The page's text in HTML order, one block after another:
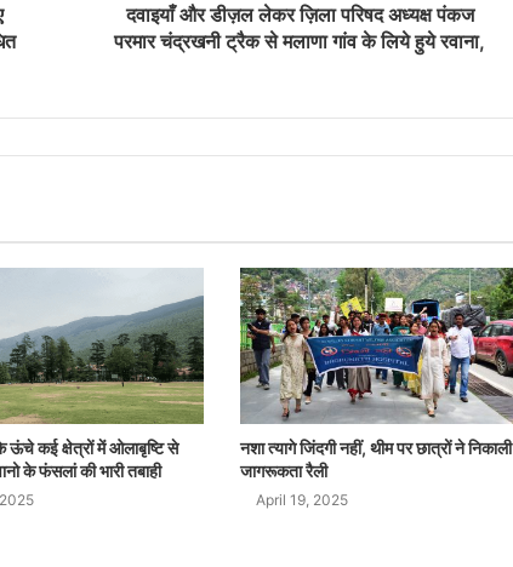
दवाइयाँ और डीज़ल लेकर ज़िला परिषद अध्यक्ष पंकज
परमार चंद्रखनी ट्रैक से मलाणा गांव के लिये हुये रवाना,
ऊंचे कई क्षेत्रों में ओलाबृष्टि से
के फंसलां की भारी तबाही
नशा त्यागे जिंदगी नहीं, थीम पर छात्रों ने निकाली
जागरूकता रैली
April 19, 2025